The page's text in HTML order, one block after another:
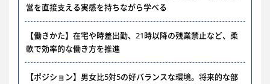
営を直接支える実感を持ちながら学べる
【働きかた】在宅や時差出勤、21時以降の残業禁止など、柔
軟で効率的な働き方を推進
【ポジション】男女比5対5の好バランスな環境。将来的な部